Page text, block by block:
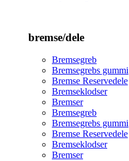
bremse/dele
Bremsegreb
Bremsegrebs gummi
Bremse Reservedele
Bremseklodser
Bremser
Bremsegreb
Bremsegrebs gummi
Bremse Reservedele
Bremseklodser
Bremser